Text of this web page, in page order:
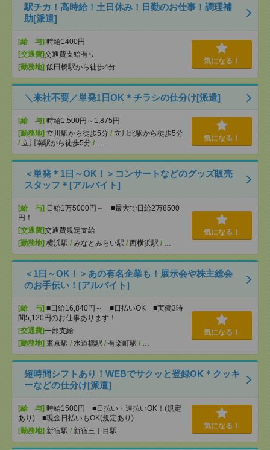
駅チカ！高時給！土日休み！日勤のお仕事！調理補
助[派遣]
[給 与] 時給1400円
[交通費]交通費支給有り
[勤務地] 飯田橋駅から徒歩4分
気になる！
＼来社不要／単発1日OK＊チラシの仕分け[派遣]
[給 与] 時給1,500円～1,875円
[勤務地] 立川駅から徒歩5分 / 立川北駅から徒歩5分
/ 立川南駅から徒歩5分 / …
気になる！
＜単発＊1日～OK！＞コンサートなどのグッズ販売
スタッフ＊[アルバイト]
[給 与] 日給1万5000円～ ■最大で日給2万8500
円！
[交通費]交通費規定支給
[勤務地] 横浜駅 / みなとみらい駅 / 西横浜駅 / …
気になる！
＜1日～OK！＞あの有名企業も！展示会や株主総会
のお手伝い！[アルバイト]
[給 与] ■日給16,840円～ ■日払いOK ■実働3時
間5,120円のお仕事あります！
[交通費]一部支給
[勤務地] 東京駅 / 水道橋駅 / 有楽町駅 / …
気になる！
短時間シフトあり！WEBでサクッと登録OK＊クッキ
ーなどの仕分け[派遣]
[給 与] 時給1500円 ■日払い・週払いOK！(規定
あり) ■現金日払いもOK(規定あり)
[勤務地] 新宿駅 / 新宿三丁目駅
気になる！